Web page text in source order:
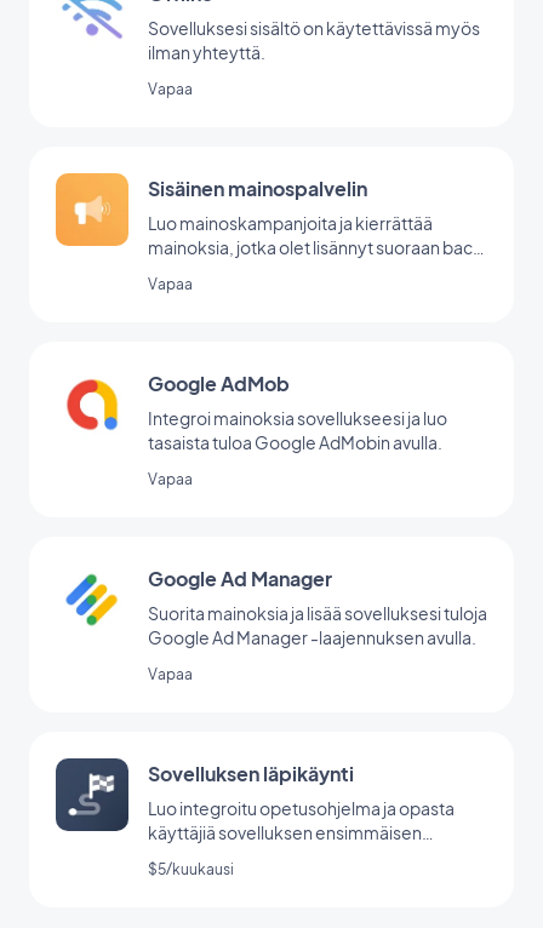
Sovelluksesi sisältö on käytettävissä myös
ilman yhteyttä.
Vapaa
Sisäinen mainospalvelin
Luo mainoskampanjoita ja kierrättää
mainoksia, jotka olet lisännyt suoraan back
Vapaa
Google AdMob
Integroi mainoksia sovellukseesi ja luo
tasaista tuloa Google AdMobin avulla.
Vapaa
Google Ad Manager
Suorita mainoksia ja lisää sovelluksesi tuloja
Google Ad Manager -laajennuksen avulla.
Vapaa
Sovelluksen läpikäynti
Luo integroitu opetusohjelma ja opasta
käyttäjiä sovelluksen ensimmäisen
käynnistyksen aikana.
$5/kuukausi